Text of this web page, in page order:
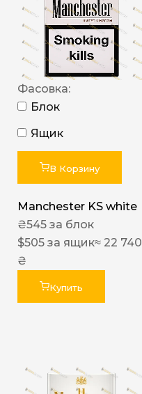
Фасовка:
Блок
Ящик
В Корзину
Manchester KS white
₴545 за блок
$505 за ящик≈ 22 740
₴
Купить